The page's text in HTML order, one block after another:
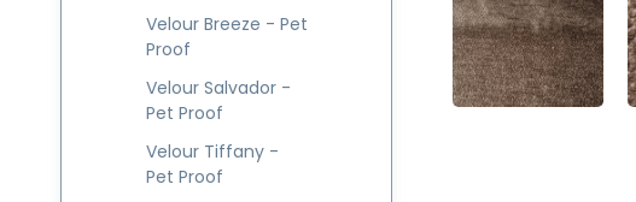
Velour Breeze - Pet
Proof
Velour Salvador -
Pet Proof
Velour Tiffany -
Pet Proof